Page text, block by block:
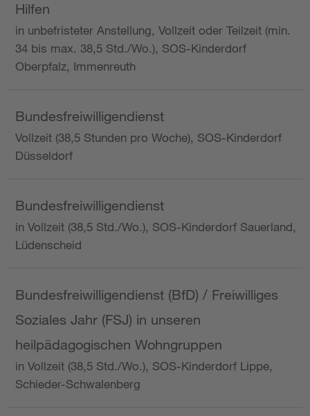
Hilfen
in unbefristeter Anstellung, Vollzeit oder Teilzeit (min.
34 bis max. 38,5 Std./Wo.), SOS-Kinderdorf
Oberpfalz, Immenreuth
Bundesfreiwilligendienst
Vollzeit (38,5 Stunden pro Woche), SOS-Kinderdorf
Düsseldorf
Bundesfreiwilligendienst
in Vollzeit (38,5 Std./Wo.), SOS-Kinderdorf Sauerland,
Lüdenscheid
Bundesfreiwilligendienst (BfD) / Freiwilliges
Soziales Jahr (FSJ) in unseren
heilpädagogischen Wohngruppen
in Vollzeit (38,5 Std./Wo.), SOS-Kinderdorf Lippe,
Schieder-Schwalenberg